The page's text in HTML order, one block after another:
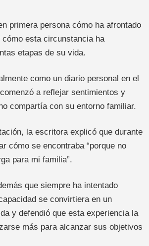
primera persona cómo ha afrontado
esta circunstancia ha
etapas de su vida.
como un diario personal en el
a reflejar sentimientos y
compartía con su entorno familiar.
la escritora explicó que durante
cómo se encontraba “porque no
para mi familia”.
que siempre ha intentado
se convirtiera en un
y defendió que esta experiencia la
más para alcanzar sus objetivos